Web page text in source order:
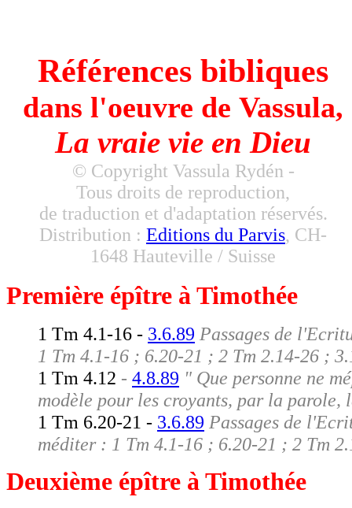
Références bibliques
dans l'oeuvre de Vassula,
La vraie vie en Dieu
© Copyright Vassula Rydén -
Tous droits de reproduction,
de traduction et d'adaptation réservés.
Distribution : Editions du Parvis, CH-
1648 Hauteville / Suisse
Première épître à Timothée
1 Tm 4.1-16 - 3.6.89 Passages de
1 Tm 4.1-16 ; 6.20-21 ; 2 Tm 2.14-26 ;
1 Tm 4.12 - 4.8.89 " Que personne ne
modèle pour les croyants, par la
1 Tm 6.20-21 - 3.6.89 Passages de
méditer : 1 Tm 4.1-16 ; 6.20-21 ; 2 Tm
Deuxième épître à Timothée